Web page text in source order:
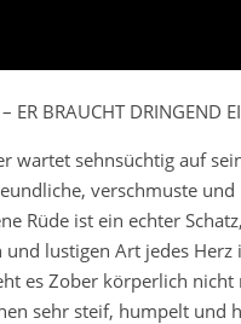
ER BRAUCHT DRINGEND
wartet sehnsüchtig auf
verschmuste und
Rüde ist ein echter
und lustigen Art jedes Herz
es Zober körperlich nicht
sehr steif, humpelt und